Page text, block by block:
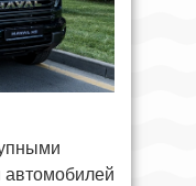
автомобилей